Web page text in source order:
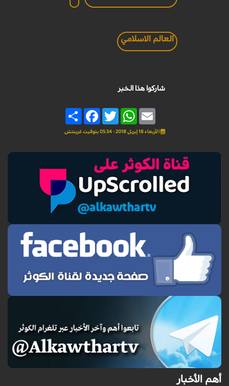
العالم الاسلامي
شاركوا هذا الخبر
Share
FacebookTwitter
WhatsAppEmail
الأربعاء 18 إبريل 2018 - 05:34 بتوقيت غرينتش
أهم الأخبار